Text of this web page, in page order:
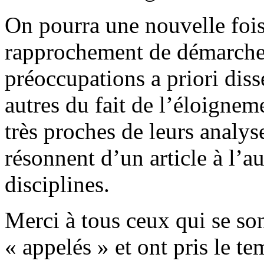
On pourra une nouvelle
rapprochement de
préoccupations a priori
autres du fait de
très proches de leurs
résonnent d’un article à
disciplines.
Merci à tous ceux qui se
« appelés » et ont pris le